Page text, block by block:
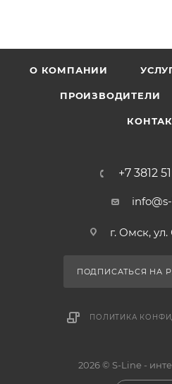
О КОМПАНИИ
ПРОИЗВОДИТЕЛИ
+7 3812
г. Омск,
ПОДПИСАТЬСЯ НА
ПОЛИТИКА
2026 © S-Line -